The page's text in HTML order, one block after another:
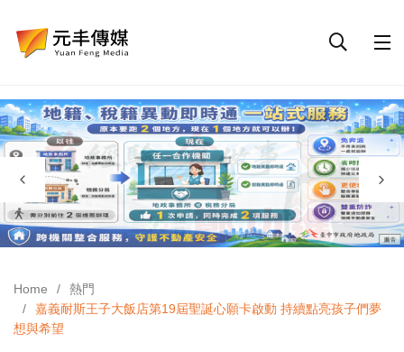
Home
熱門
嘉義耐斯王子大飯店第19屆聖誕心願卡啟動 持續點亮孩子們夢
想與希望